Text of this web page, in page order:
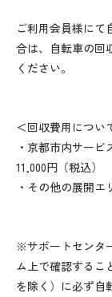
ご利用会員様にて
合は、自転車の回
ください。
＜回収費用につい
・京都市内サー
11,000円（税込）
・その他の展開エ
※サポートセンタ
ム上で確認するこ
を除く）に必ず自